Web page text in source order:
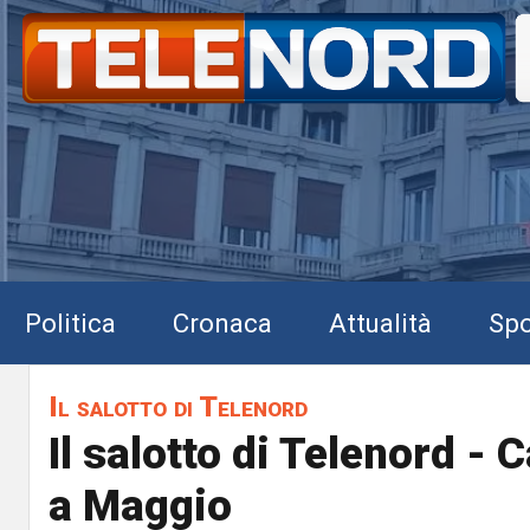
Politica Cronaca Attualità
Il salotto di Telenord
Il salotto di Telenord -
a Maggio